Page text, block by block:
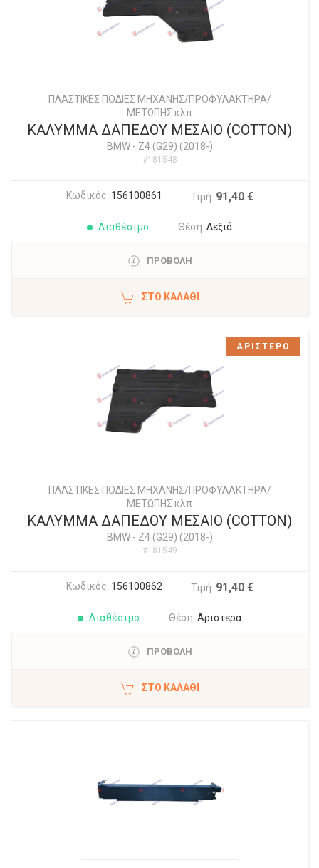
ΠΛΑΣΤΙΚΕΣ ΠΟΔΙΕΣ ΜΗΧΑΝΗΣ/ΠΡΟΦΥΛΑΚΤΗΡΑ/
ΜΕΤΩΠΗΣ κλπ
ΚΑΛΥΜΜΑ ΔΑΠΕΔΟΥ ΜΕΣΑΙΟ (COTTON)
BMW- Z4 (G29) (2018-)
#181548
Κωδικός: 156100861 Τιμή: 91,40 €
Διαθέσιμο Θέση: Δεξιά
ΠΡΟΒΟΛΗ
ΣΤΟ ΚΑΛΆΘΙ
ΠΛΑΣΤΙΚΕΣ ΠΟΔΙΕΣ ΜΗΧΑΝΗΣ/ΠΡΟΦΥΛΑΚΤΗΡΑ/
ΜΕΤΩΠΗΣ κλπ
ΚΑΛΥΜΜΑ ΔΑΠΕΔΟΥ ΜΕΣΑΙΟ (COTTON)
BMW- Z4 (G29) (2018-)
#181549
Κωδικός: 156100862 Τιμή: 91,40 €
Διαθέσιμο Θέση: Αριστερά
ΠΡΟΒΟΛΗ
ΣΤΟ ΚΑΛΆΘΙ
ΑΡΙΣΤΕΡΟ